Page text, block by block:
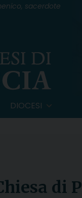
sacerdote
DIOCESI
di